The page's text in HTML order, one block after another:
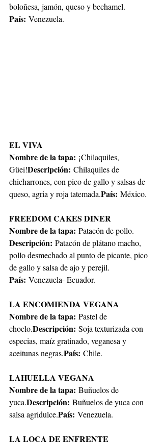
boloñesa, jamón, queso y bechamel.
País: Venezuela.
EL VIVA
Nombre de la tapa: ¡Chilaquiles,
Güei!Descripción: Chilaquiles de
chicharrones, con pico de gallo y salsas de
queso, agria y roja tatemada.País: México.
FREEDOM CAKES DINER
Nombre de la tapa: Patacón de pollo.
Descripción: Patacón de plátano macho,
pollo desmechado al punto de picante, pico
de gallo y salsa de ajo y perejil.
País: Venezuela- Ecuador.
LA ENCOMIENDA VEGANA
Nombre de la tapa: Pastel de
choclo.Descripción: Soja texturizada con
especias, maíz gratinado, veganesa y
aceitunas negras.País: Chile.
LAHUELLA VEGANA
Nombre de la tapa: Buñuelos de
yuca.Descripción: Buñuelos de yuca con
salsa agridulce.País: Venezuela.
LA LOCA DE ENFRENTE